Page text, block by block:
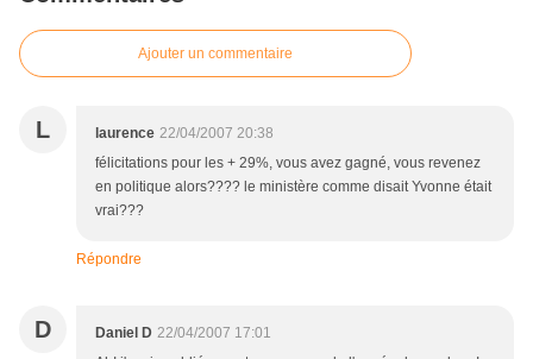
Ajouter un commentaire
L laurence 22/04/2007 20:38
félicitations pour les + 29%, vous avez gagné, vous revenez
en politique alors???? le ministère comme disait Yvonne était
vrai???
Répondre
D Daniel D 22/04/2007 17:01